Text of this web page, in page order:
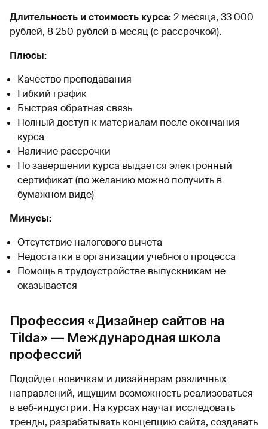
Длительность и стоимость курса:2 месяца, 33 000
рублей, 8 250 рублей в месяц (с рассрочкой).
Плюсы:
Качество преподавания
Гибкий график
Быстрая обратная связь
Полный доступ к материалам после окончания
курса
Наличие рассрочки
По завершении курса выдается электронный
сертификат (по желанию можно получить в
бумажном виде)
Минусы:
Отсутствие налогового вычета
Недостатки в организации учебного процесса
Помощь в трудоустройстве выпускникам не
оказывается
Профессия «Дизайнер сайтов на
Tilda» — Международная школа
профессий
Подойдет новичкам и дизайнерам различных
направлений, ищущим возможность реализоваться
в веб-индустрии. На курсах научат исследовать
тренды, разрабатывать концепцию сайта, создавать